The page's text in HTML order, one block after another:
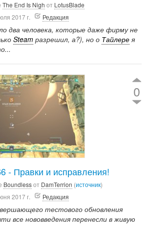
The End Is Nigh от LotusBlade
2017 г. Редакция
два человека, которые даже фирму не
Steam разрешил, а?), но о Тайлере я
0
- Правки и исправления!
Boundlessот DamTerrion (источник)
2017 г. Редакция
тестового обновления
все нововведения перенесли в живую